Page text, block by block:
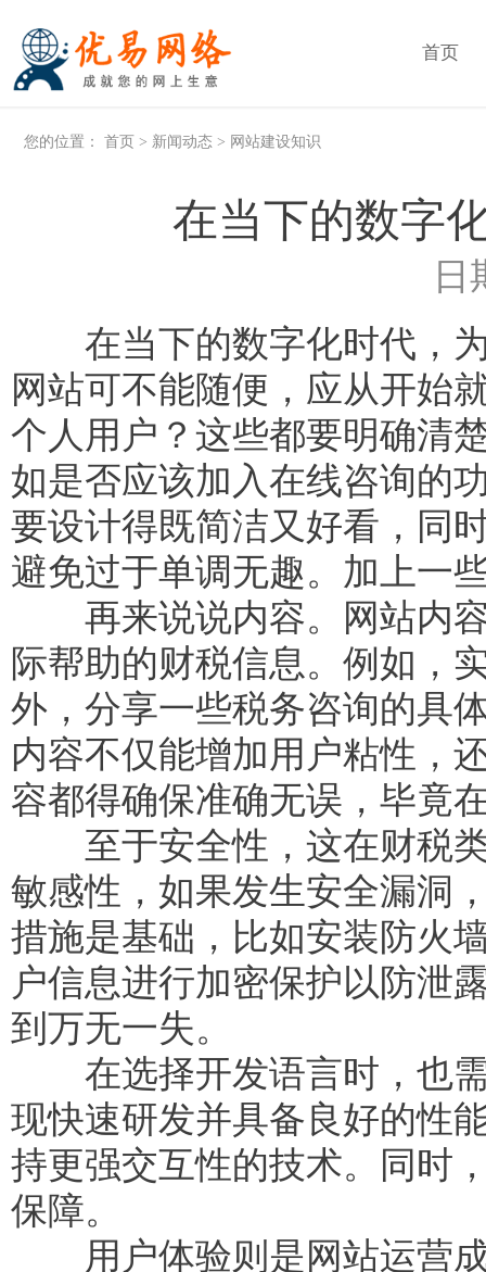
首页
您的位置： 首页 > 新闻动态 > 网站建设知识
在当下的数字
在当下的数字化时代，为
网站可不能随便，应从开始
个人用户？这些都要明确清
如是否应该加入在线咨询的
要设计得既简洁又好看，同
避免过于单调无趣。加上一
再来说说内容。网站内容
际帮助的财税信息。例如，
外，分享一些税务咨询的具
内容不仅能增加用户粘性，
容都得确保准确无误，毕竟
至于安全性，这在财税类
敏感性，如果发生安全漏洞
措施是基础，比如安装防火
户信息进行加密保护以防泄
到万无一失。
在选择开发语言时，也需
现快速研发并具备良好的性
持更强交互性的技术。同时
保障。
用户体验则是网站运营成